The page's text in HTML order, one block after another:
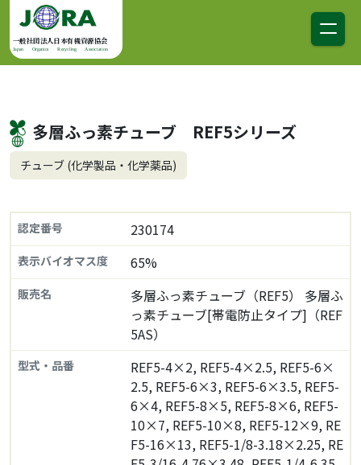
コンテンツへスキップ
メインナビゲーション
一般社団法人日本有機資源協会
Japan Organics Recycling Association
多層ふっ素チューブ REF5シリーズ
チューブ (化学製品・化学薬品)
認定番号 230174
表示バイオマス度 65%
販売名
多層ふっ素チューブ（REF5） 多層ふ
っ素チューブ[帯電防止タイプ]（REF
5AS）
型式・品番
REF5-4×2, REF5-4×2.5, REF5-6×
2.5, REF5-6×3, REF5-6×3.5, REF5-
6×4, REF5-8×5, REF5-8×6, REF5-
10×7, REF5-10×8, REF5-12×9, RE
F5-16×13, REF5-1/8-3.18×2.25, RE